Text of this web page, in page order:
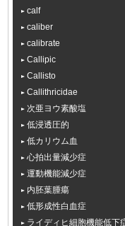
calf
caliber
calibrate
Callipic
Callisto
Callithricidae
次亜ヨウ素酸塩
低浸透圧的
低カリウム血
心拍出量減少症
運動機能減少症
内胚葉腫瘍
低形成性白血症
ライディヒ細胞機能低下